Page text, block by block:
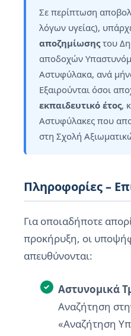
Σε περίπτωση
λόγων υγείας),
αποζημίωσηςτου
αποδοχών
Αστυφύλακα, ανά
Εξαιρούνται όσοι
εκπαιδευτικό έτος,
Αστυφύλακες που
στη Σχολή
Πληροφορίες –
Για οποιαδήποτε
προκήρυξη, οι
απευθύνονται:
Αστυνομικά
Αναζήτηση
«Αναζήτηση